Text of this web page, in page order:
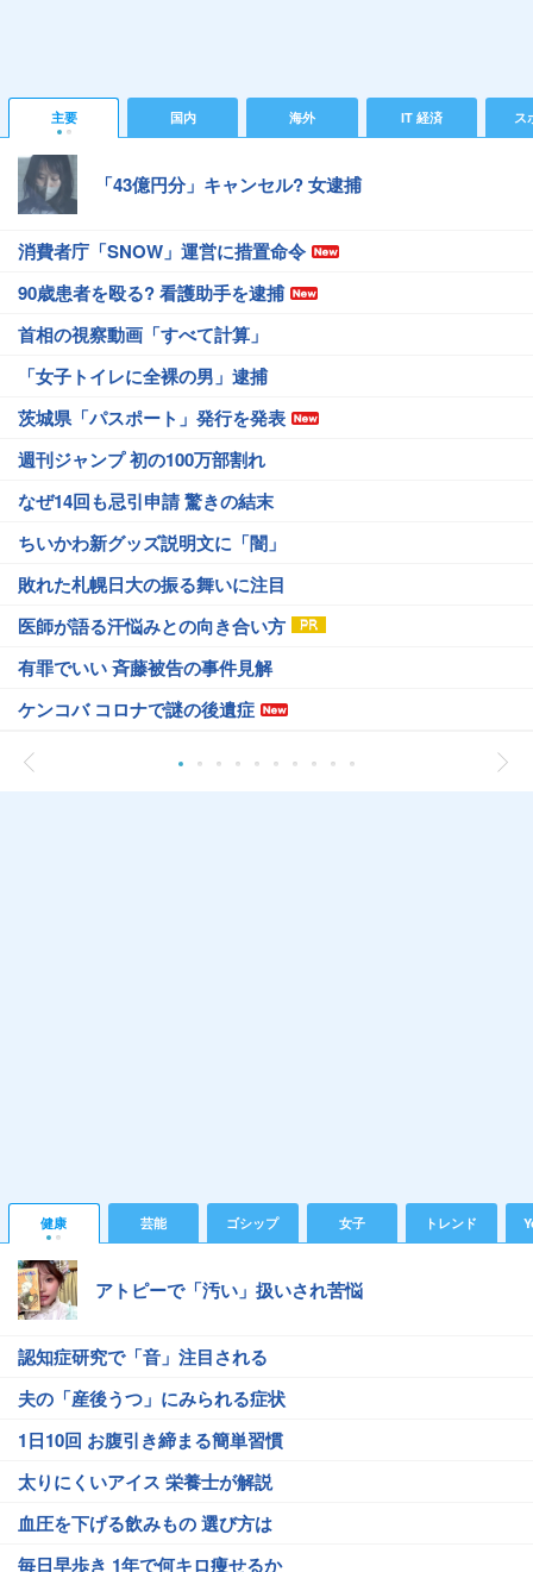
主要 国内 海外 IT 経済 ス
「43億円分」キャンセル? 女逮捕
消費者庁「SNOW」運営に措置命令
90歳患者を殴る? 看護助手を逮捕
首相の視察動画「すべて計算」
「女子トイレに全裸の男」逮捕
茨城県「パスポート」発行を発表
週刊ジャンプ 初の100万部割れ
なぜ14回も忌引申請 驚きの結末
ちいかわ新グッズ説明文に「闇」
敗れた札幌日大の振る舞いに注目
医師が語る汗悩みとの向き合い方
有罪でいい 斉藤被告の事件見解
ケンコバ コロナで謎の後遺症
健康 芸能 ゴシップ 女子 トレンド
アトピーで「汚い」扱いされ苦悩
認知症研究で「音」注目される
夫の「産後うつ」にみられる症状
1日10回 お腹引き締まる簡単習慣
太りにくいアイス 栄養士が解説
血圧を下げる飲みもの 選び方は
毎日早歩き 1年で何キロ痩せるか